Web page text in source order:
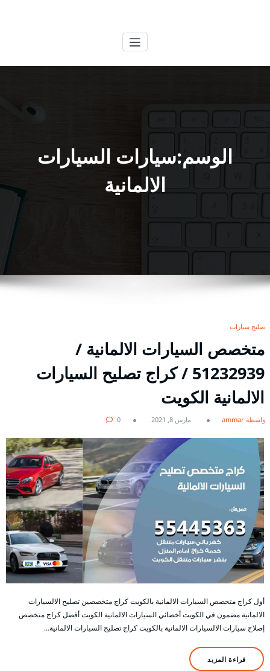
الوسم:سيارات السيارات
الالمانية
تصليح سيارات
متخصص السيارات الالمانية /
51232939‬ / كراج تصليح السيارات
الالمانية الكويت
بواسطة ammar مارس 8, 2021 0
أول كراج متخصص السيارات الالمانية بالكويت كراج متخصصين تصليح الالسيارات
الالمانية مضمون في الكويت أخصائي السيارات الالمانية الكويت أفضل كراج متخصص
إصلاح سيارات الالسيارات الالمانية بالكويت كراج تصليح السيارات الالمانية…
قراءة المزيد